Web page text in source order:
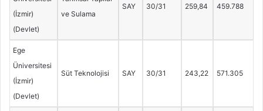
(İzmir)
(Devlet)
ve Sulama
SAY 30/31 259,84 459.788
Ege
Üniversitesi
(İzmir)
(Devlet)
Süt Teknolojisi SAY 30/31 243,22 571.305